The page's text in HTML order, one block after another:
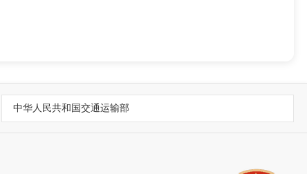
中华人民共和国交通运输部